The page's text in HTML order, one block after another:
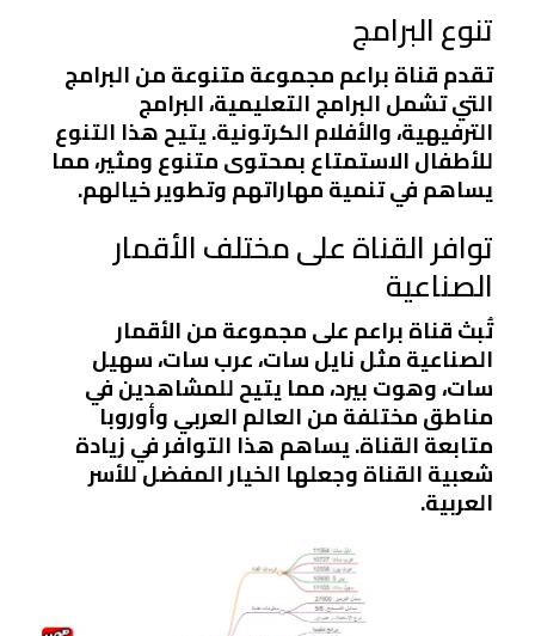
تنوع البرامج
تقدم قناة براعم مجموعة متنوعة من البرامج
التي تشمل البرامج التعليمية، البرامج
الترفيهية، والأفلام الكرتونية. يتيح هذا التنوع
للأطفال الاستمتاع بمحتوى متنوع ومثير، مما
يساهم في تنمية مهاراتهم وتطوير خيالهم.
توافر القناة على مختلف الأقمار
الصناعية
تُبث قناة براعم على مجموعة من الأقمار
الصناعية مثل نايل سات، عرب سات، سهيل
سات، وهوت بيرد، مما يتيح للمشاهدين في
مناطق مختلفة من العالم العربي وأوروبا
متابعة القناة. يساهم هذا التوافر في زيادة
شعبية القناة وجعلها الخيار المفضل للأسر
العربية.